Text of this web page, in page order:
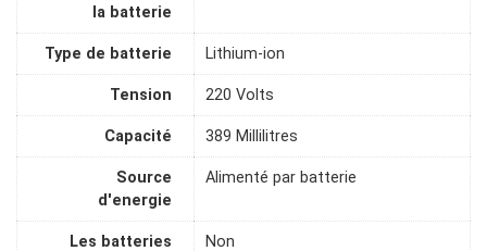
la batterie
Type de batterie Lithium-ion
Tension 220 Volts
Capacité 389 Millilitres
Source
d'energie
Alimenté par batterie
Les batteries
Non